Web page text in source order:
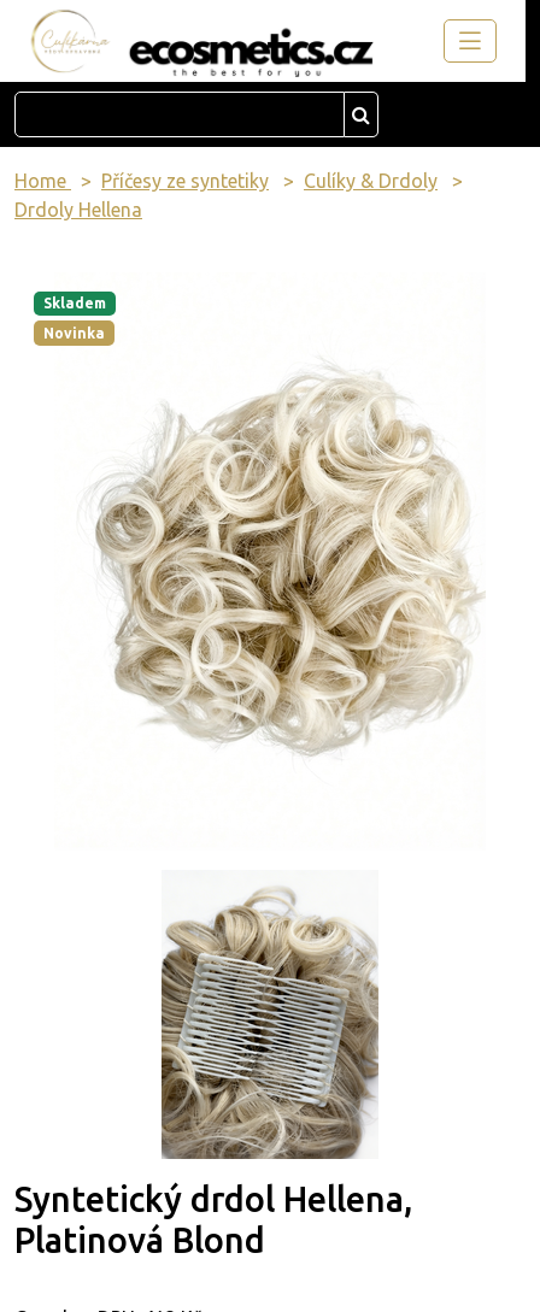
Home Příčesy ze syntetiky
Culíky & Drdoly
Drdoly Hellena
Skladem
Novinka
Syntetický drdol Hellena,
Platinová Blond